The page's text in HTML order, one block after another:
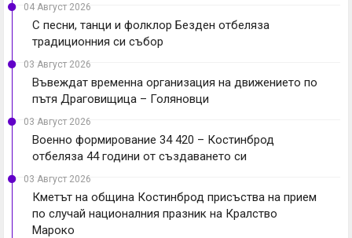
04 Август 2026
С песни, танци и фолклор Безден отбеляза
традиционния си събор
03 Август 2026
Въвеждат временна организация на движението по
пътя Драговищица – Голяновци
03 Август 2026
Военно формирование 34 420 – Костинброд
отбеляза 44 години от създаването си
03 Август 2026
Кметът на община Костинброд присъства на прием
по случай националния празник на Кралство
Мароко